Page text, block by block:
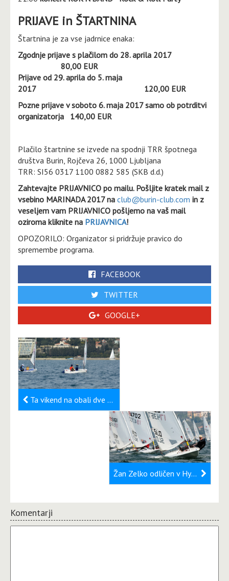
PRIJAVE in ŠTARTNINA
Štartnina je za vse jadrnice enaka:
Zgodnje prijave s plačilom do 28. aprila 2017
80,00 EUR
Prijave od 29. aprila do 5. maja
2017 120,00 EUR
Pozne prijave v soboto 6. maja 2017 samo ob potrditvi
organizatorja 140,00 EUR
Plačilo štartnine se izvede na spodnji TRR špotnega
društva Burin, Rojčeva 26, 1000 Ljubljana
TRR: SI56 0317 1100 0882 585 (SKB d.d.)
Zahtevajte PRIJAVNICO po mailu. Pošljite kratek mail z
vsebino MARINADA 2017 na club@burin-club.com in z
veseljem vam PRIJAVNICO pošljemo na vaš mail
oziroma kliknite na PRIJAVNICA!
OPOZORILO: Organizator si pridržuje pravico do
spremembe programa.
FACEBOOK
TWITTER
GOOGLE+
Ta vikend na obali dve veliki mednarodni regati z več kot 700 jadralci
Žan Zelko odličen v Hyresu
Komentarji